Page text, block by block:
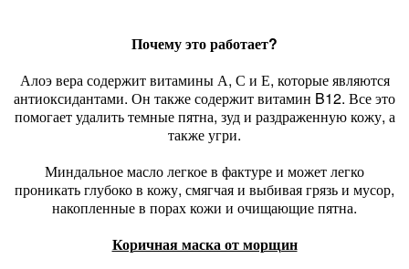
Почему это работает?
Алоэ вера содержит витамины А, С и Е, которые являются
антиоксидантами. Он также содержит витамин B12. Все это
помогает удалить темные пятна, зуд и раздраженную кожу, а
также угри.
Миндальное масло легкое в фактуре и может легко
проникать глубоко в кожу, смягчая и выбивая грязь и мусор,
накопленные в порах кожи и очищающие пятна.
Коричная маска от морщин